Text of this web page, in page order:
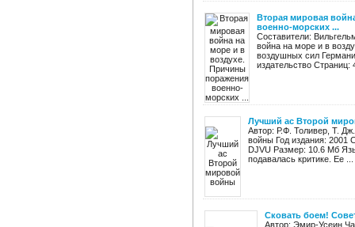
Вторая мировая
военно-морских ...
Составители:
война на море и в
воздушных сил
издательство
Лучший ас Второй
Автор: Р.Ф. Толивер, Т.
войны Год издания: 2001
DJVU Размер: 10.6 Мб
подавалась критике. Ее ...
Сковать боем!
Автор: Эмир-Усеин